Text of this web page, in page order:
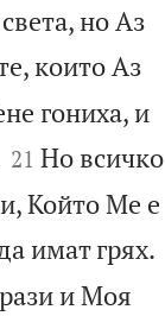
но Аз
които Аз
гониха, и

21 Но всичко
Който Ме е
имат грях.
и Моя